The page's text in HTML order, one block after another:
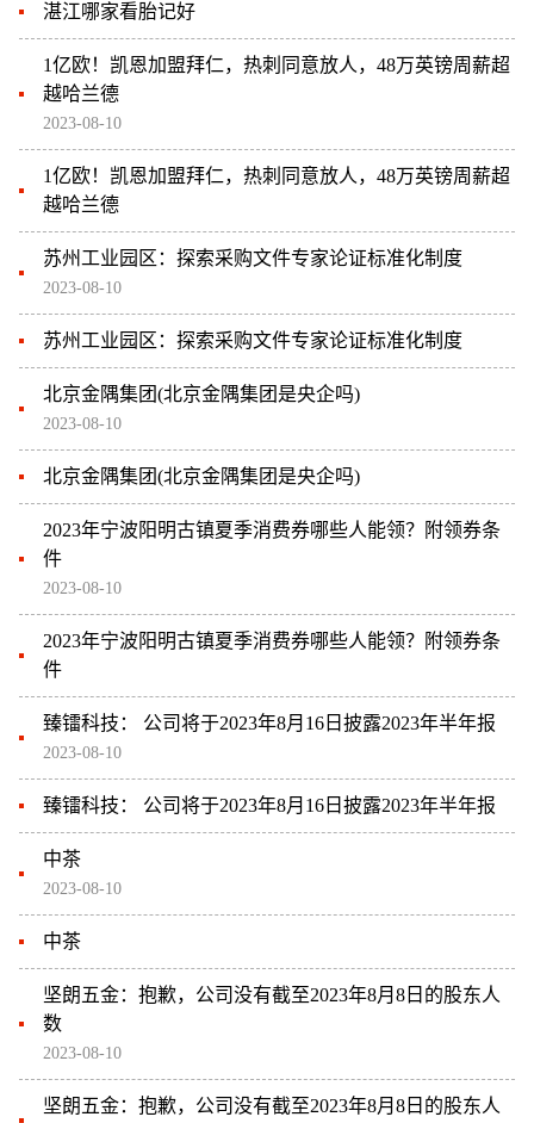
湛江哪家看胎记好
1亿欧！凯恩加盟拜仁，热刺同意放人，48万英镑周薪超
越哈兰德
2023-08-10
1亿欧！凯恩加盟拜仁，热刺同意放人，48万英镑周薪超
越哈兰德
苏州工业园区：探索采购文件专家论证标准化制度
2023-08-10
苏州工业园区：探索采购文件专家论证标准化制度
北京金隅集团(北京金隅集团是央企吗)
2023-08-10
北京金隅集团(北京金隅集团是央企吗)
2023年宁波阳明古镇夏季消费券哪些人能领？附领券条
件
2023-08-10
2023年宁波阳明古镇夏季消费券哪些人能领？附领券条
件
臻镭科技： 公司将于2023年8月16日披露2023年半年报
2023-08-10
臻镭科技： 公司将于2023年8月16日披露2023年半年报
中茶
2023-08-10
中茶
坚朗五金：抱歉，公司没有截至2023年8月8日的股东人
数
2023-08-10
坚朗五金：抱歉，公司没有截至2023年8月8日的股东人